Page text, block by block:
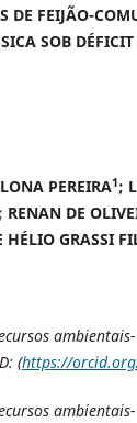
DE FEIJÃO-
SOB
PEREIRA1;
; RENAN DE
HÉLIO GRASSI
ambientais-
(https://
ambientais-